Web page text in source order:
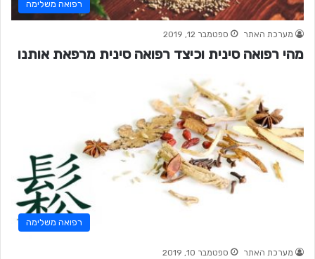
רפואה משלימה
מערכת האתר ספטמבר 12, 2019
מהי רפואה סינית וכיצד רפואה סינית מרפאת אותנו
רפואה משלימה
מערכת האתר ספטמבר 10, 2019